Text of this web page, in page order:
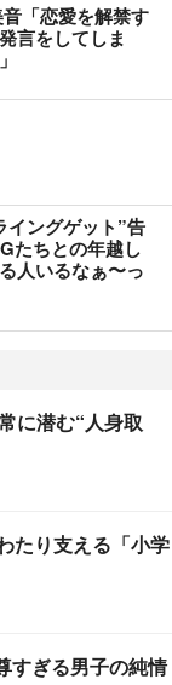
「恋愛を解禁す
言をしてしま
イングゲット”告
たちとの年越し
人いるなぁ〜っ
に潜む“人身取
たり支える「小学
すぎる男子の純情